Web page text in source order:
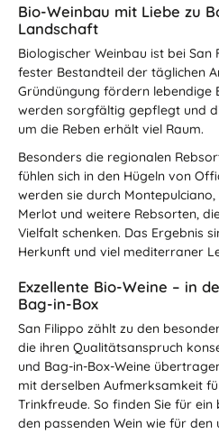
Bio-Weinbau mit Liebe zu
Landschaft
Biologischer Weinbau ist bei
fester Bestandteil der täglichen
Gründüngung fördern lebendige
werden sorgfältig gepflegt und
um die Reben erhält viel Raum.
Besonders die regionalen
fühlen sich in den Hügeln von
werden sie durch Montepulciano,
Merlot und weitere Rebsorten,
Vielfalt schenken. Das Ergebnis
Herkunft und viel mediterraner
Exzellente Bio-Weine – in
Bag-in-Box
San Filippo zählt zu den
die ihren Qualitätsanspruch
und Bag-in-Box-Weine
mit derselben Aufmerksamkeit
Trinkfreude. So finden Sie für ein
den passenden Wein wie für den